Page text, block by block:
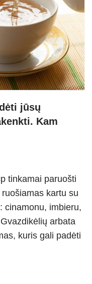
jūsų
Kam
tinkamai paruošti
kartu su
cinamonu, imbieru,
arbata
kuris gali padėti